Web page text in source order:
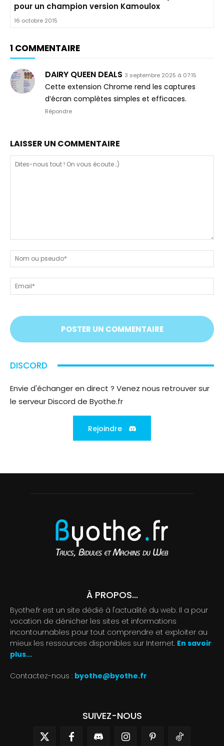
pour un champion version Kamoulox
16 octobre 2015
1 COMMENTAIRE
DAIRY QUEEN DEALS 3 septembre 2025 à 07:15
Cette extension Chrome rend les captures
d’écran complètes simples et efficaces.
Répondre
LAISSER UN COMMENTAIRE
nous
tout
!
On
vous
;)
ou
DISCORD
Envie d'échanger en direct ? Venez nous retrouver sur
le serveur Discord de Byothe.fr
Rejoindre
À PROPOS...
Byothe.fr est un site dédié à l'actualité du web. Il a pour
vocation de dénicher les sites et informations
incontournables pour tout comprendre et exploiter au
mieux les ressources disponibles sur Internet. En savoir
plus...
Contactez-nous : byothe@byothe.fr
SUIVEZ-NOUS